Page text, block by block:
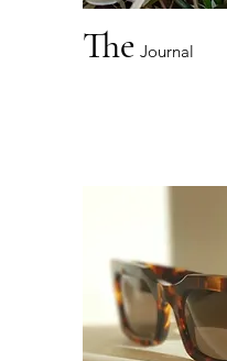
The Journal